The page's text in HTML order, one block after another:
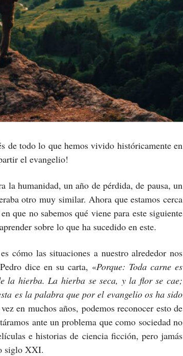
de todo lo que hemos vivido históricamente en
el evangelio!
la humanidad, un año de pérdida, de pausa, un
otro muy similar. Ahora que estamos cerca
que no sabemos qué viene para este siguiente
sobre lo que ha sucedido en este.
cómo las situaciones a nuestro alrededor nos
dice en su carta, «Porque: Toda carne es
la hierba. La hierba se seca, y la flor se cae;
es la palabra que por el evangelio os ha sido
en muchos años, podemos reconocer esto de
ante un problema que como sociedad no
e historias de ciencia ficción, pero jamás
siglo XXI.